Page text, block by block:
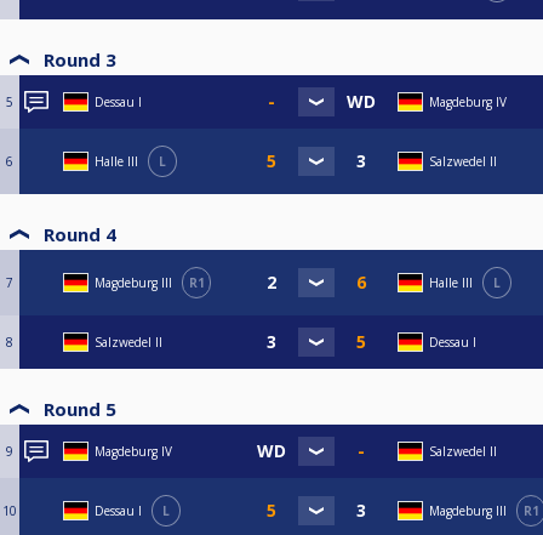
Round 3
5 Dessau I Magdeburg IV
6 Halle III L Salzwedel II
Round 4
7 Magdeburg III R1 Halle III L
8 Salzwedel II Dessau I
Round 5
9 Magdeburg IV Salzwedel II
10 Dessau I L Magdeburg III R1